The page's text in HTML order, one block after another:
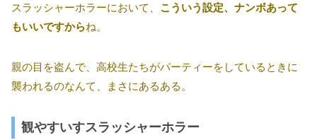
スラッシャーホラーにおいて、 こういう設定、ナンボあって
もいいですからね。
親の目を盗んで、高校生たちがパーティーをしているときに
襲われるのなんて、まさにあるある。
観やすいすスラッシャーホラー